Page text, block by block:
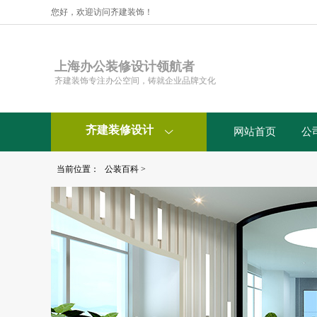
您好，欢迎访问齐建装饰！
上海办公装修设计领航者
齐建装饰专注办公空间，铸就企业品牌文化
齐建装修设计  网站首页 公
当前位置： 公装百科 >